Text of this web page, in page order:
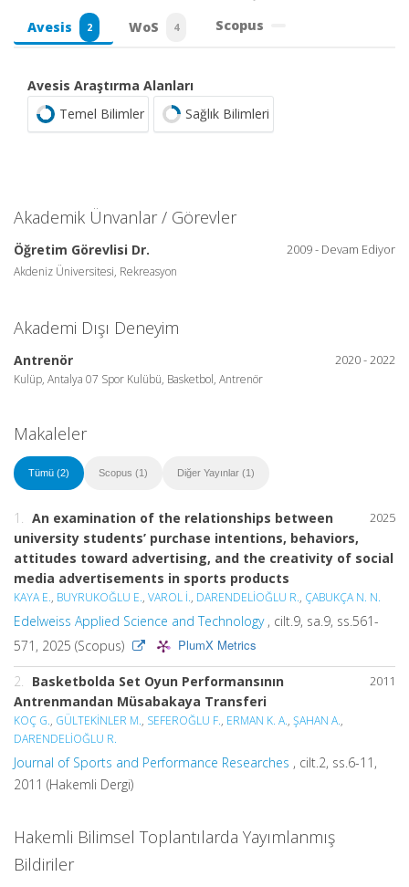
Avesis 2 WoS 4 Scopus
Avesis Araştırma Alanları
Temel Bilimler
Sağlık Bilimleri
Akademik Ünvanlar / Görevler
2009 - Devam Ediyor
Öğretim Görevlisi Dr.
Akdeniz Üniversitesi, Rekreasyon
Akademi Dışı Deneyim
2020 - 2022
Antrenör
Kulüp, Antalya 07 Spor Kulübü, Basketbol, Antrenör
Makaleler
Tümü (2) Scopus (1) Diğer Yayınlar (1)
2025
1. An examination of the relationships between
university students’ purchase intentions, behaviors,
attitudes toward advertising, and the creativity of social
media advertisements in sports products
KAYA E., BUYRUKOĞLU E., VAROL İ., DARENDELİOĞLU R., ÇABUKÇA N. N.
Edelweiss Applied Science and Technology, cilt.9, sa.9, ss.561-
571, 2025 (Scopus)
PlumX Metrics
2011
2. Basketbolda Set Oyun Performansının
Antrenmandan Müsabakaya Transferi
KOÇ G., GÜLTEKİNLER M., SEFEROĞLU F., ERMAN K. A., ŞAHAN A.,
DARENDELİOĞLU R.
Journal of Sports and Performance Researches , cilt.2, ss.6-11,
2011 (Hakemli Dergi)
Hakemli Bilimsel Toplantılarda Yayımlanmış
Bildiriler